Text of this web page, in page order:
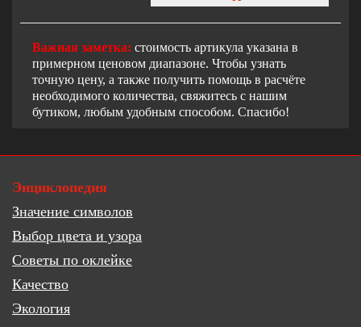
Важная заметка: стоимость артикула указана в
примерном ценовом диапазоне. Чтобы узнать
точную цену, а также получить помощь в расчёте
необходимого количества, свяжитесь с нашим
бутиком, любым удобным способом. Спасибо!
Энциклопедия
Значение символов
Выбор цвета и узора
Советы по оклейке
Качество
Экология